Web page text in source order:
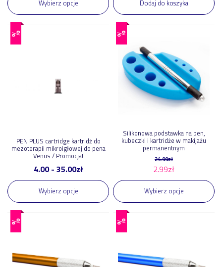
Wybierz opcje Dodaj do koszyka
%
PEN PLUS cartridge kartridż do
mezoterapii mikroigłowej do pena
Venus / Promocja!
4.00- 35.00zł
Wybierz opcje
%
Silikonowa podstawka na pen,
kubeczki i kartridże w makijażu
permanentnym
24.99zł
2.99zł
Wybierz opcje
% %